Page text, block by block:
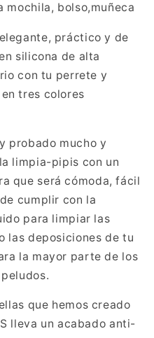
mochila, bolso,muñeca
práctico y de
silicona de alta
con tu perrete y
tres colores
probado mucho y
limpia-pipis con un
que será cómoda, fácil
cumplir con la
para limpiar las
las deposiciones de tu
la mayor parte de los
que hemos creado
lleva un acabado anti-